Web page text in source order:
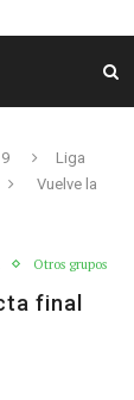
Liga
Vuelve la
Otros grupos
final